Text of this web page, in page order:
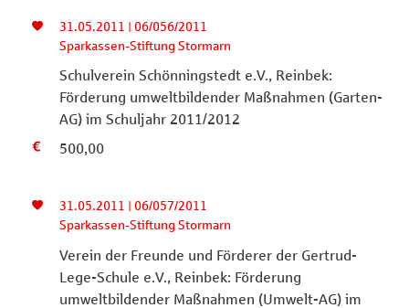
31.05.2011 | 06/056/2011
Sparkassen-Stiftung Stormarn
Schulverein Schönningstedt e.V., Reinbek:
Förderung umweltbildender Maßnahmen (Garten-
AG) im Schuljahr 2011/2012
500,00
31.05.2011 | 06/057/2011
Sparkassen-Stiftung Stormarn
Verein der Freunde und Förderer der Gertrud-
Lege-Schule e.V., Reinbek: Förderung
umweltbildender Maßnahmen (Umwelt-AG) im